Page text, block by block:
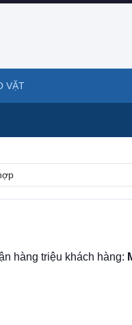
hàng triệu khách hàng:
VẶT